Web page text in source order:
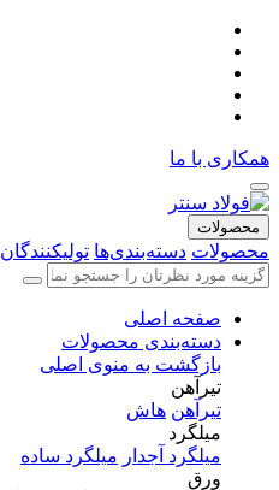
همکاری با ما
محصولات
محصولات دسته‌بندی‌ها تولیکنندگان
صفحه اصلی
دسته‌بندی محصولات
بازگشت به منوی اصلی
تیرآهن
تیرآهن هاش
میلگرد
میلگرد آجدار میلگرد ساده
ورق